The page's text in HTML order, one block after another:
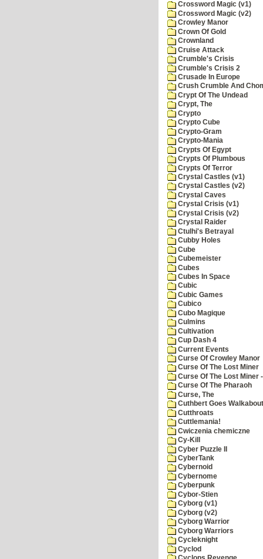
Crossword Magic (v1)
Crossword Magic (v2)
Crowley Manor
Crown Of Gold
Crownland
Cruise Attack
Crumble's Crisis
Crumble's Crisis 2
Crusade In Europe
Crush Crumble And
Crypt Of The Undead
Crypt, The
Crypto
Crypto Cube
Crypto-Gram
Crypto-Mania
Crypts Of Egypt
Crypts Of Plumbous
Crypts Of Terror
Crystal Castles (v1)
Crystal Castles (v2)
Crystal Caves
Crystal Crisis (v1)
Crystal Crisis (v2)
Crystal Raider
Ctulhi's Betrayal
Cubby Holes
Cube
Cubemeister
Cubes
Cubes In Space
Cubic
Cubic Games
Cubico
Cubo Magique
Culmins
Cultivation
Cup Dash 4
Current Events
Curse Of Crowley Manor
Curse Of The Lost Miner
Curse Of The Lost Miner
Curse Of The Pharaoh
Curse, The
Cuthbert Goes Walkabout
Cutthroats
Cuttlemania!
Cwiczenia chemiczne
Cy-Kill
Cyber Puzzle II
CyberTank
Cybernoid
Cybernome
Cyberpunk
Cybor-Stien
Cyborg (v1)
Cyborg (v2)
Cyborg Warrior
Cyborg Warriors
Cycleknight
Cyclod